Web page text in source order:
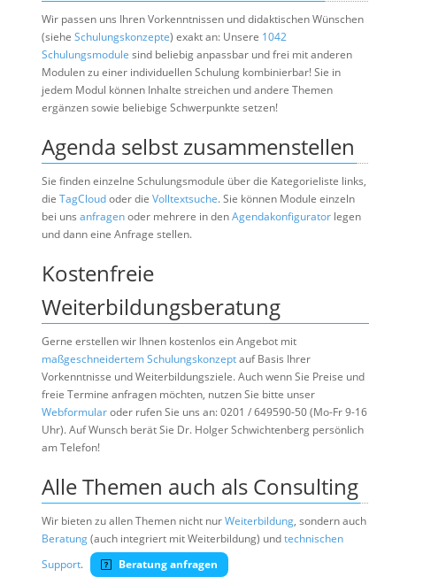
Wir passen uns Ihren Vorkenntnissen und didaktischen Wünschen
(siehe Schulungskonzepte) exakt an: Unsere 1042
Schulungsmodule sind beliebig anpassbar und frei mit anderen
Modulen zu einer individuellen Schulung kombinierbar! Sie in
jedem Modul können Inhalte streichen und andere Themen
ergänzen sowie beliebige Schwerpunkte setzen!
Agenda selbst zusammenstellen
Sie finden einzelne Schulungsmodule über die Kategorieliste links,
die TagCloudoder die Volltextsuche. Sie können Module einzeln
bei uns anfragenoder mehrere in denAgendakonfigurator legen
und dann eine Anfrage stellen.
Kostenfreie
Weiterbildungsberatung
Gerne erstellen wir Ihnen kostenlos ein Angebot mit
maßgeschneidertem Schulungskonzeptauf Basis Ihrer
Vorkenntnisse und Weiterbildungsziele. Auch wenn Sie Preise und
freie Termine anfragen möchten, nutzen Sie bitte unser
Webformularoder rufen Sie uns an: 0201 / 649590-50 (Mo-Fr 9-16
Uhr). Auf Wunsch berät Sie Dr. Holger Schwichtenberg persönlich
am Telefon!
Alle Themen auch als Consulting
Wir bieten zu allen Themen nicht nurWeiterbildung, sondern auch
Beratung(auch integriert mit Weiterbildung) undtechnischen
Support. Beratung anfragen